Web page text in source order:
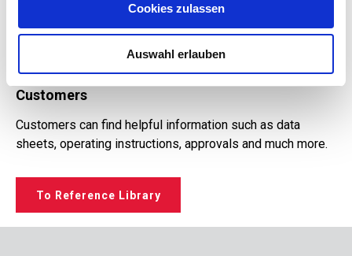
Cookies zulassen
Auswahl erlauben
Customers
Customers can find helpful information such as data
sheets, operating instructions, approvals and much more.
To Reference Library